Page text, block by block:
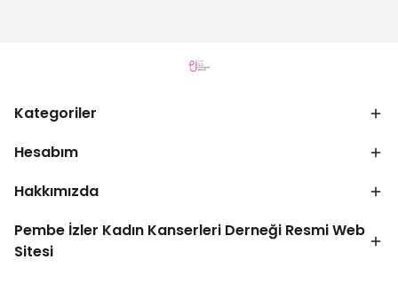
Kategoriler
Hesabım
Hakkımızda
Pembe İzler Kadın Kanserleri Derneği Resmi Web
Sitesi